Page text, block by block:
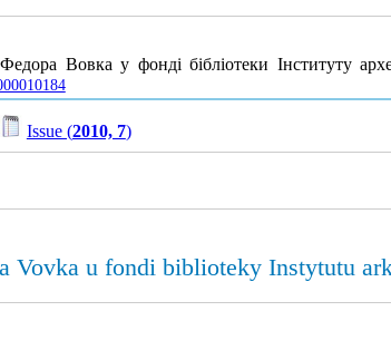
Вовка у фонді бібліотеки Інституту
Issue (2010, 7)
Vovka u fondi biblioteky Instytutu